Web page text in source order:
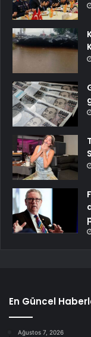
En Güncel
Ağustos 7, 2026